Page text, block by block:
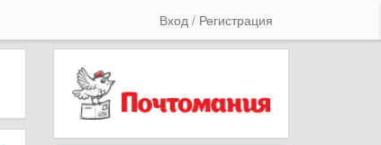
Вход / Регистрация